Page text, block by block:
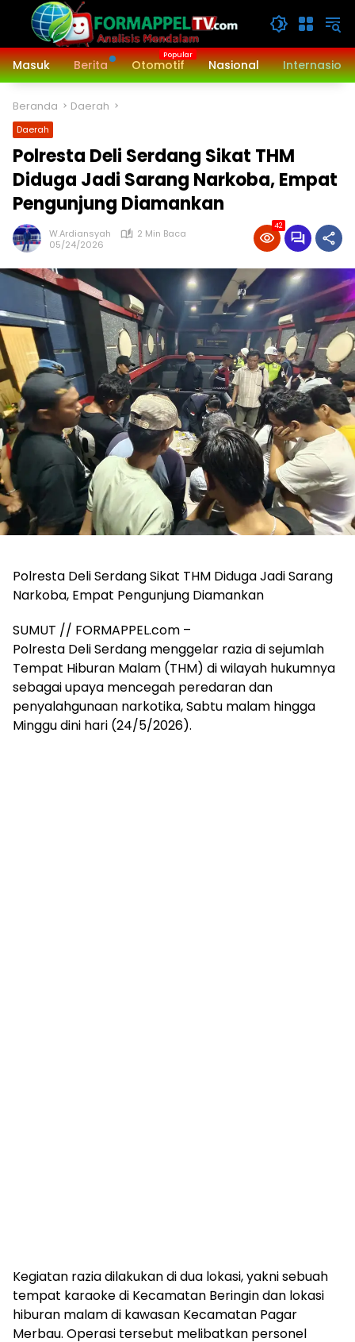
Langsung
konten
Masuk
Berita Otomotif Nasional
Beranda Daerah
Daerah
Polresta Deli Serdang Sikat THM
Diduga Jadi Sarang Narkoba, Empat
Pengunjung Diamankan
W.Ardiansyah
2 Min Baca
05/24/2026
42
Polresta Deli Serdang Sikat THM Diduga Jadi Sarang
Narkoba, Empat Pengunjung Diamankan
SUMUT // FORMAPPEL.com –
Polresta Deli Serdang menggelar razia di sejumlah
Tempat Hiburan Malam (THM) di wilayah hukumnya
sebagai upaya mencegah peredaran dan
penyalahgunaan narkotika, Sabtu malam hingga
Minggu dini hari (24/5/2026).
Kegiatan razia dilakukan di dua lokasi, yakni sebuah
tempat karaoke di Kecamatan Beringin dan lokasi
hiburan malam di kawasan Kecamatan Pagar
Merbau. Operasi tersebut melibatkan personel